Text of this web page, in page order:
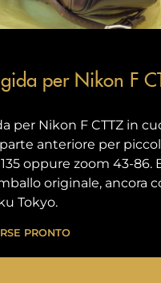
per Nikon F
per Nikon F CTTZ in
anteriore per
oppure zoom 43-86.
originale, ancora
Tokyo.
PRONTO